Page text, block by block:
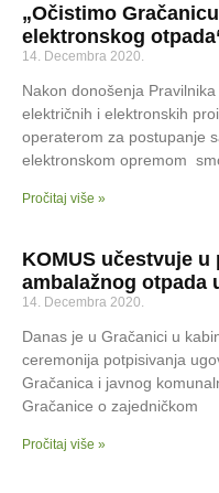
„Očistimo
elektronskog
14. Decembra 2020.
Nakon donošenja
električnih i elektronskih
operaterom za postupanje
elektronskom opremom
Pročitaj više »
KOMUS učestvuje
ambalažnog otpada
14. Decembra 2020.
Danas je u Gračanici u
ceremonija potpisivanja
Gračanica i javnog
Gračanice o zajedničkom
Pročitaj više »